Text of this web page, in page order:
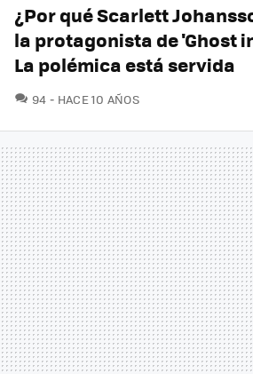
¿Por qué Scarlett
la protagonista de 'Ghost
La polémica está servida
94 COMENTARIOS
HACE 10 AÑOS